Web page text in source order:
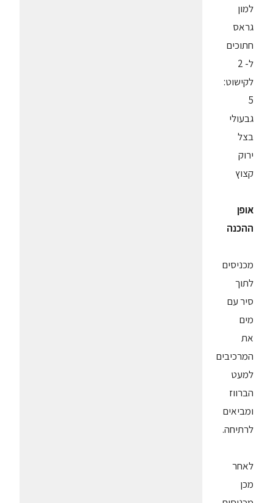
למון
גראס
חתוכים
ל- 2
לקישוט:
5
גבעולי
בצל
ירוק
קצוץ
אופן
ההכנה
מכניסים
לתוך
סיר עם
מים
את
המרכיבים
למעט
הברווז
ומביאים
לרתיחה.
לאחר
מכן